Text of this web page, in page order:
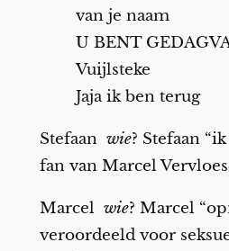
van je naam
U BENT
Vuijlsteke
Jaja ik ben terug
Stefaan wie? Stefaan
fan van Marcel
Marcel wie? Marcel
veroordeeld voor